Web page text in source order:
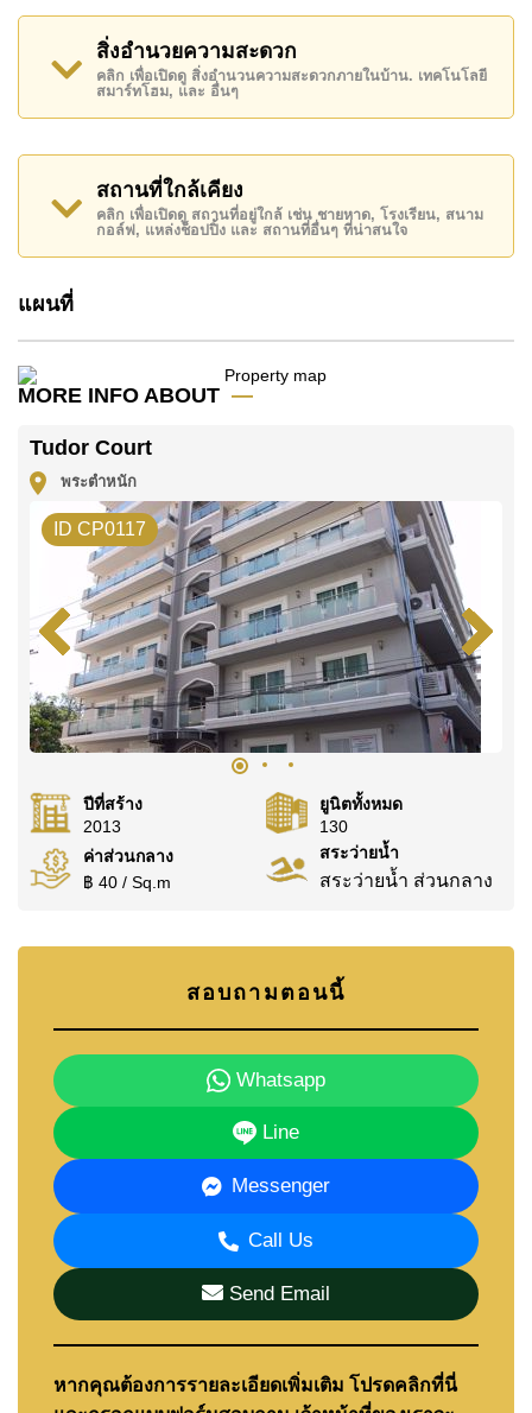
ห้องครัวติดตั้งตู้สไตล์ยุโรปและเตาอบแบบบิลท์อิน
พร้อมเครื่องซักผ้า Smart TV และอินเทอร์เน็ต
ทำเลและสิ่งอำนวยความสะดวกใกล้เคียง
ผู้พักอาศัยสามารถใช้สระว่ายน้ำรวม ฟิตเนส และ
สิ่งอำนวยความสะดวกในชีวิตประจำวันอยู่ไม่ไกล ทั้ง
ฟู้ดมาร์ท ซูเปอร์มาร์เก็ตฟรีนด์ชิพ การเดินทางเข้าถึง
ชายหาดได้ง่าย และอยู่บนเส้นทางแท็กซี่
วช้อปปิ้งมอลล์ รอยัลการ์เด้นพลาซ่า วัดพระใหญ่
ตลาดน้ำพัทยา ถนนวอล์กกิ้งสตรีท หาดคอสซี่ และ
หาดพระตำหนัก
ครอบครัวมีตัวเลือกโรงเรียนไทยและนานาชาติ
มากมายใกล้เคียง เช่น บูรพาพัฒนศาสตร์ และ
โรงเรียนอักษรพัทยา
ทั้งโรงพยาบาลกรุงเทพจอมเทียนและโรงพยาบาลเมือง
พัทยาก็อยู่ไม่ไกลเช่นกัน ให้ผู้อยู่อาศัยอุ่นใจได้ด้วย
การเข้าถึงบริการทางการแพทย์ที่มีคุณภาพอย่าง
เงื่อนไขการขาย
ชำระคนละครึ่งระหว่างผู้ซื้อและผู้ขาย
อธิบายขั้นตอนทั้งหมดไว้ที่:คิดจะซื้ออสังหาริมทรัพย์
ในพัทยาใช่ไหม?
ติดต่อ Cornerstone Real Estate — ประสบการณ์
กว่า 21 ปีในพัทยา
📲 WhatsApp: +66 807 945 904
💬 LINE ID: @cornerstonepattaya
📞 +66 (0)38 411250
สิ่งอำนวยความสะดวก
คลิก เพื่อเปิดดู สิ่งอำนวนความสะดวกภายในบ้าน. เทคโนโลยี
สมาร์ทโฮม, และ อื่นๆ
สถานที่ใกล้เคียง
คลิก เพื่อเปิดดู สถานที่อยู่ใกล้ เช่น ชายหาด, โรงเรียน, สนาม
กอล์ฟ, แหล่งช็อปปิ้ง และ สถานที่อื่นๆ ที่น่าสนใจ
แผนที่
MORE INFO ABOUT
Tudor Court
พระตำหนัก
ID CP0117
ปีที่สร้าง
2013
ยูนิตทั้งหมด
130
ค่าส่วนกลาง
฿ 40 / Sq.m
สระว่ายน้ำ
สระว่ายน้ำ ส่วนกลาง
สอบถามตอนนี้
Whatsapp
Line
Messenger
Call Us
Send Email
หากคุณต้องการรายละเอียดเพิ่มเติม โปรดคลิกที่นี่